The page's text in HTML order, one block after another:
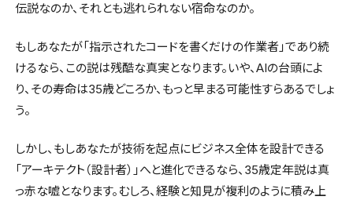
伝説なのか、それとも逃れられない宿命なのか。
もしあなたが「指示されたコードを書くだけの作業者」であり続
けるなら、この説は残酷な真実となります。いや、AIの台頭によ
り、その寿命は35歳どころか、もっと早まる可能性すらあるでしょ
う。
しかし、もしあなたが技術を起点にビジネス全体を設計できる
「アーキテクト（設計者）」へと進化できるなら、35歳定年説は真
っ赤な嘘となります。むしろ、経験と知見が複利のように積み上